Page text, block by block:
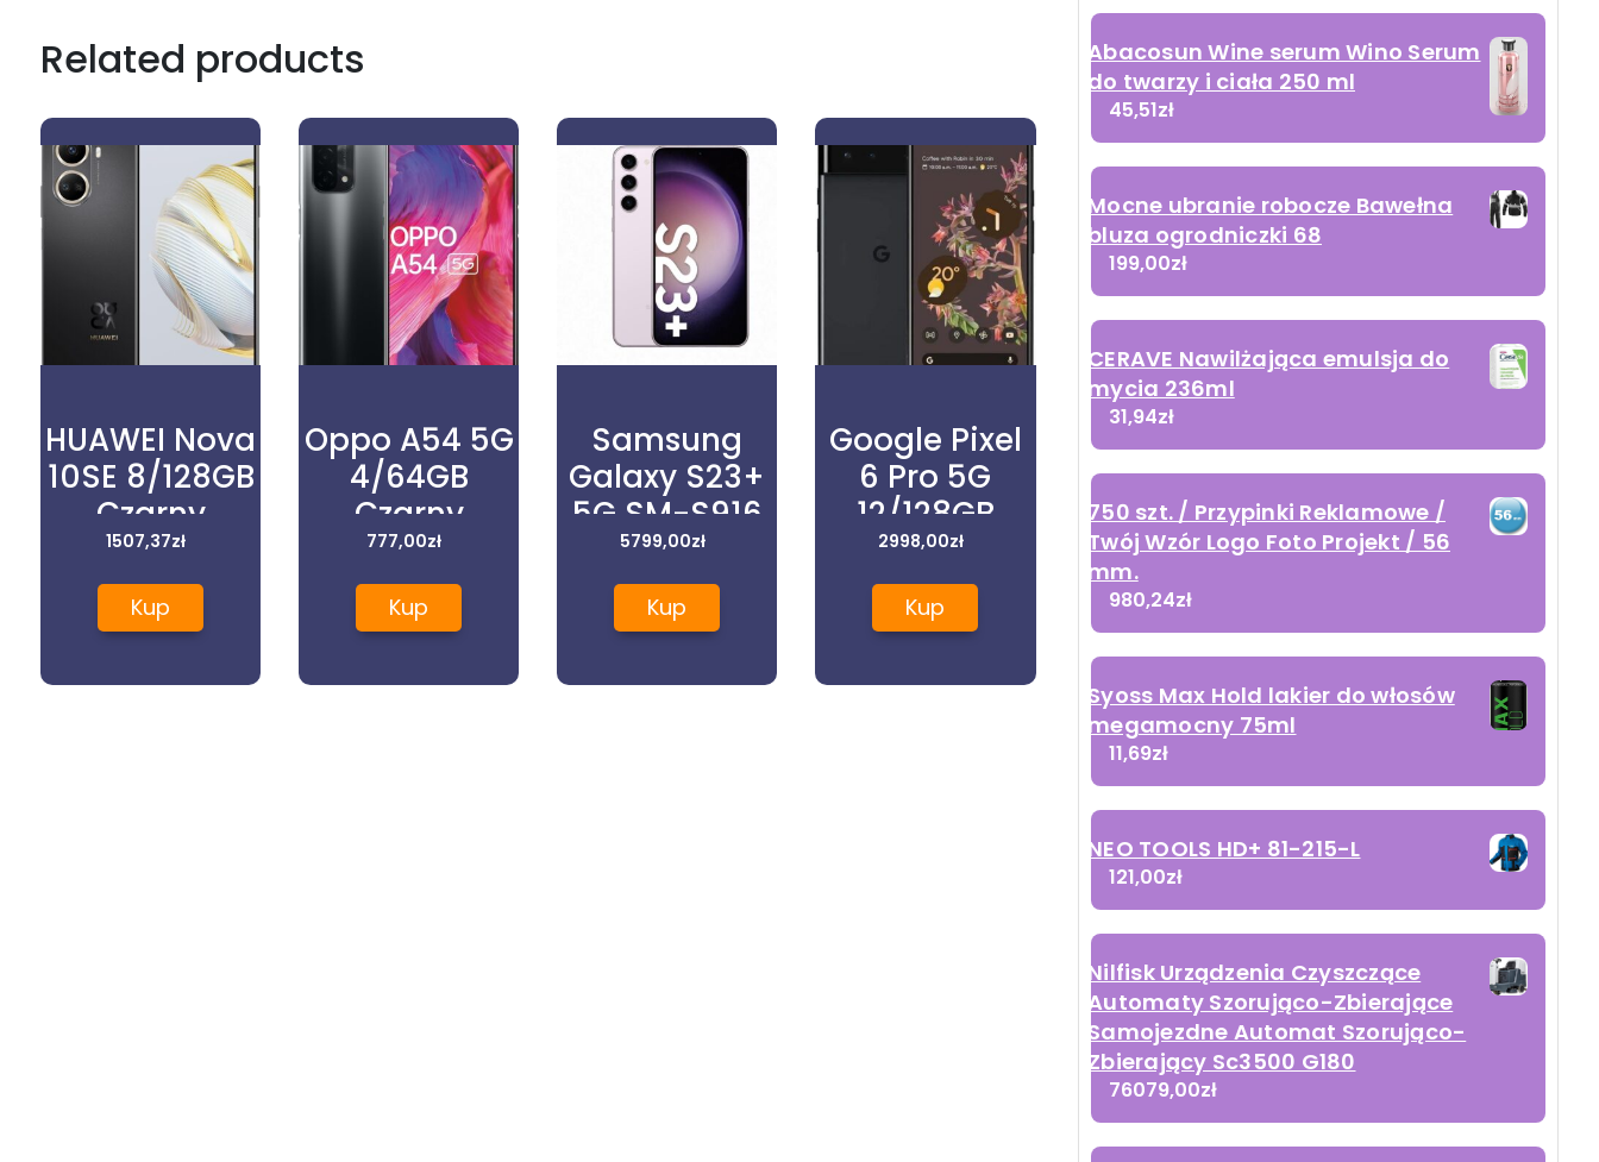
Related products
HUAWEI Nova
10SE 8/128GB
Czarny
1507,37zł
Kup
Oppo A54 5G
4/64GB
Czarny
777,00zł
Kup
Samsung
Galaxy S23+
5G SM-S916
8/256GB
Lawendowy
5799,00zł
Kup
Google Pixel
6 Pro 5G
12/128GB
Czarny
2998,00zł
Kup
Abacosun Wine serum Wino Serum
do twarzy i ciała 250 ml
45,51zł
Mocne ubranie robocze Bawełna
bluza ogrodniczki 68
199,00zł
CERAVE Nawilżająca emulsja do
mycia 236ml
31,94zł
750 szt. / Przypinki Reklamowe /
Twój Wzór Logo Foto Projekt / 56
mm.
980,24zł
Syoss Max Hold lakier do włosów
megamocny 75ml
11,69zł
NEO TOOLS HD+ 81-215-L
121,00zł
Nilfisk Urządzenia Czyszczące
Automaty Szorująco-Zbierające
Samojezdne Automat Szorująco-
Zbierający Sc3500 G180
76079,00zł